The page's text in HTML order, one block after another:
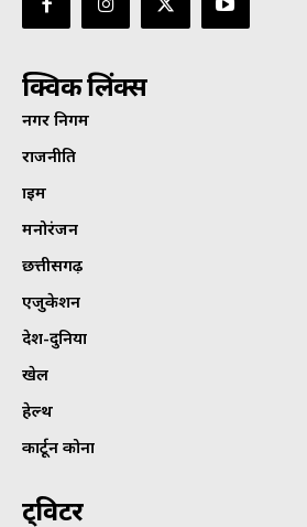
क्विक लिंक्स
नगर निगम
राजनीति
क्राइम
मनोरंजन
छत्तीसगढ़
एजुकेशन
देश-दुनिया
खेल
हेल्थ
कार्टून कोना
ट्विटर